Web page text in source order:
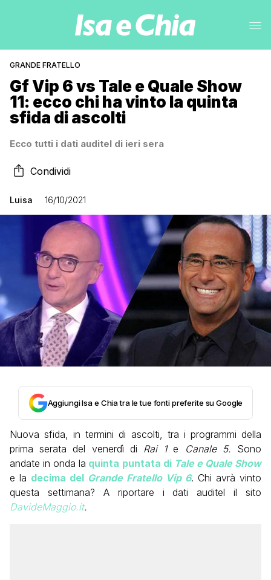
GRANDE FRATELLO
Gf Vip 6 vs Tale e Quale Show
11: ecco chi ha vinto la quinta
sfida di ascolti
Ecco tutti i dati auditel di ieri sera
Condividi
Luisa 16/10/2021
Aggiungi Isa e Chia tra le tue fonti preferite su Google
Nuova sfida, in termini di ascolti, tra i programmi della
prima serata del venerdì di Rai 1e Canale 5. Sono
andate in onda la quinta puntata di Tale e Quale Show
e la decima del Grande Fratello Vip 6. Chi avrà vinto
questa settimana? A riportare i dati auditel il sito
DavideMaggio.it.